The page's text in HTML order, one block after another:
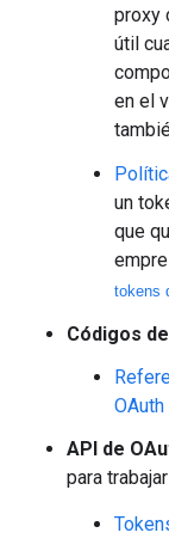
proxy
útil
en el
un
que
tokens
Códigos
OAuth
API de
para